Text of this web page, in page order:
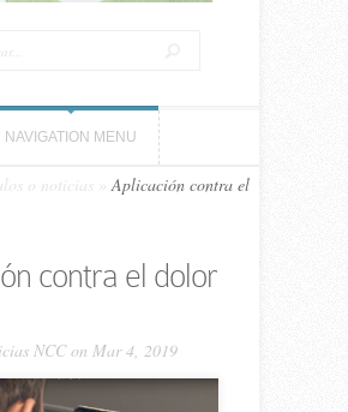
NAVIGATION MENU
o noticias
Aplicación contra el
contra el dolor
NCCon Mar 4, 2019